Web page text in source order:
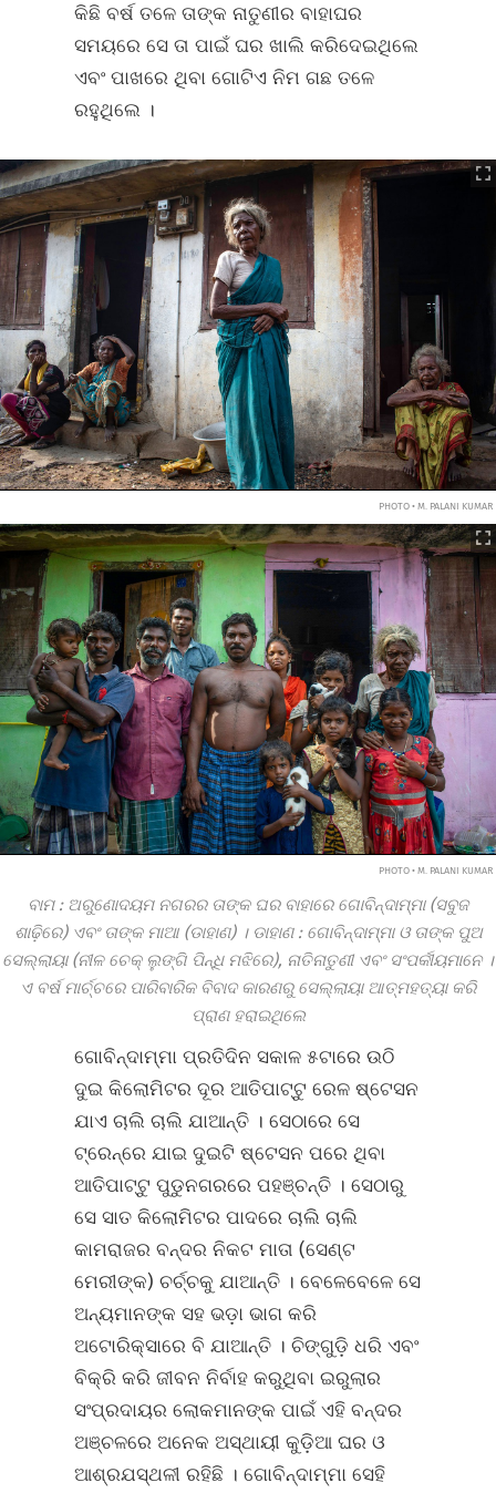
କିଛି ବର୍ଷ ତଳେ ତାଙ୍କ ନାତୁଣୀର ବାହାଘର
ସମୟରେ ସେ ତା ପାଇଁ ଘର ଖାଲି କରିଦେଇଥିଲେ
ଏବଂ ପାଖରେ ଥିବା ଗୋଟିଏ ନିମ ଗଛ ତଳେ
ରହୁଥିଲେ ।
PHOTO • M. PALANI KUMAR
PHOTO • M. PALANI KUMAR
ବାମ : ଅରୁଣୋଦୟମ ନଗରର ତାଙ୍କ ଘର ବାହାରେ ଗୋବିନ୍ଦାମ୍ମା (ସବୁଜ
ଶାଢ଼ିରେ) ଏବଂ ତାଙ୍କ ମାଆ (ଡାହାଣ) । ଡାହାଣ : ଗୋବିନ୍ଦାମ୍ମା ଓ ତାଙ୍କ ପୁଅ
ସେଲ୍ଲାୟା (ନୀଳ ଚେକ୍‌ ଲୁଙ୍ଗି ପିନ୍ଧି ମଝିରେ), ନାତିନାତୁଣୀ ଏବଂ ସଂପର୍କୀୟମାନେ ।
ଏ ବର୍ଷ ମାର୍ଚ୍ଚରେ ପାରିବାରିକ ବିବାଦ କାରଣରୁ ସେଲ୍ଲାୟା ଆତ୍ମହତ୍ୟା କରି
ପ୍ରାଣ ହରାଇଥିଲେ
ଗୋବିନ୍ଦାମ୍ମା ପ୍ରତିଦିନ ସକାଳ ୫ଟାରେ ଉଠି
ଦୁଇ କିଲୋମିଟର ଦୂର ଆତିପାଟ୍ଟୁ ରେଳ ଷ୍ଟେସନ
ଯାଏ ଚାଲି ଚାଲି ଯାଆନ୍ତି । ସେଠାରେ ସେ
ଟ୍ରେନ୍‌ରେ ଯାଇ ଦୁଇଟି ଷ୍ଟେସନ ପରେ ଥିବା
ଆତିପାଟ୍ଟୁ ପୁଡୁନଗରରେ ପହଞ୍ଚନ୍ତି । ସେଠାରୁ
ସେ ସାତ କିଲୋମିଟର ପାଦରେ ଚାଲି ଚାଲି
କାମରାଜର ବନ୍ଦର ନିକଟ ମାତା (ସେଣ୍ଟ
ମେରୀଙ୍କ) ଚର୍ଚ୍ଚକୁ ଯାଆନ୍ତି । ବେଳେବେଳେ ସେ
ଅନ୍ୟମାନଙ୍କ ସହ ଭଡ଼ା ଭାଗ କରି
ଅଟୋରିକ୍‌ସାରେ ବି ଯାଆନ୍ତି । ଚିଙ୍ଗୁଡ଼ି ଧରି ଏବଂ
ବିକ୍ରି କରି ଜୀବନ ନିର୍ବାହ କରୁଥିବା ଇରୁଲାର
ସଂପ୍ରଦାୟର ଲୋକମାନଙ୍କ ପାଇଁ ଏହି ବନ୍ଦର
ଅଞ୍ଚଳରେ ଅନେକ ଅସ୍ଥାୟୀ କୁଡ଼ିଆ ଘର ଓ
ଆଶ୍ରଯସ୍ଥଳୀ ରହିଛି । ଗୋବିନ୍ଦାମ୍ମା ସେହି